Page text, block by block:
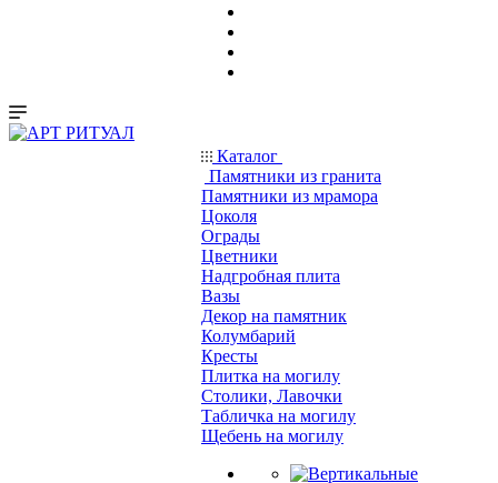
Каталог
Памятники из гранита
Памятники из мрамора
Цоколя
Ограды
Цветники
Надгробная плита
Вазы
Декор на памятник
Колумбарий
Кресты
Плитка на могилу
Столики, Лавочки
Табличка на могилу
Щебень на могилу